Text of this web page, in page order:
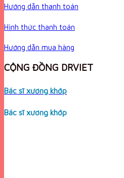
Hướng dẫn thanh toán
Hình thức thanh toán
Hướng dẫn mua hàng
CỘNG ĐỒNG DRVIET
Bác sĩ xương khớp
Bác sĩ xương khớp